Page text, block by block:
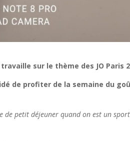
sur le thème des JO Paris
de profiter de la semaine du
de petit déjeuner quand on est un